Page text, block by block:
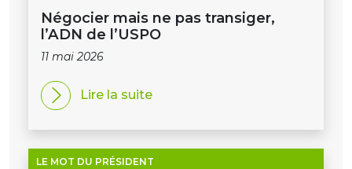
Négocier mais ne pas transiger,
l’ADN de l’USPO
11 mai 2026
Lire la suite
LE MOT DU PRÉSIDENT